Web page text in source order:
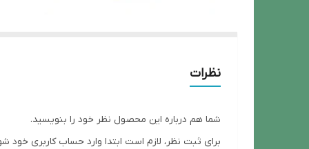
نظرات
شما هم درباره این محصول نظر خود را بنویسید.
برای ثبت نظر، لازم است ابتدا وارد حساب کاربری خود